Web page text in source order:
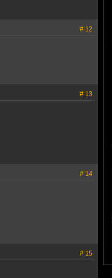
# 12
# 13
# 14
# 15